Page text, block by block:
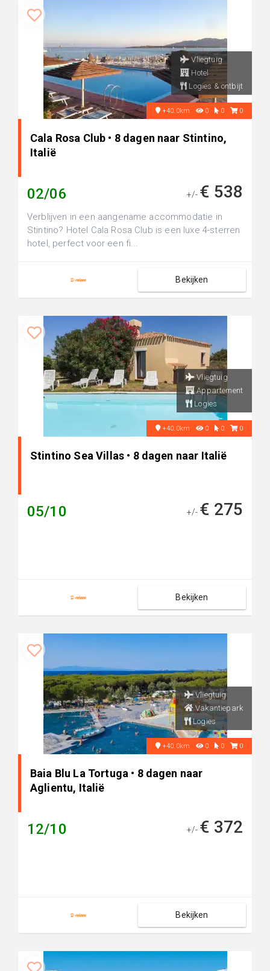
Vliegtuig
Hotel
Logies & ontbijt
+40.0km 0 0 0
Cala Rosa Club • 8 dagen naar Stintino,
Italië
02/06 +/- € 538
Verblijven in een aangename accommodatie in
Stintino? Hotel Cala Rosa Club is een luxe 4-sterren
hotel, perfect voor een fi...
Bekijken
Vliegtuig
Appartement
Logies
+40.0km 0 0 0
Stintino Sea Villas • 8 dagen naar Italië
05/10 +/- € 275
Bekijken
Vliegtuig
Vakantiepark
Logies
+40.0km 0 0 0
Baia Blu La Tortuga • 8 dagen naar
Aglientu, Italië
12/10 +/- € 372
Bekijken